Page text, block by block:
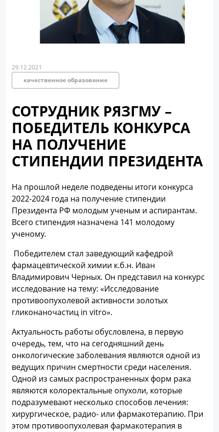
29.12.2021
качественное образование
СОТРУДНИК РЯЗГМУ –
ПОБЕДИТЕЛЬ КОНКУРСА
НА ПОЛУЧЕНИЕ
СТИПЕНДИИ ПРЕЗИДЕНТА
На прошлой неделе подведены итоги конкурса
2022-2024 года на получение стипендии
Президента РФ молодым ученым и аспирантам.
Всего стипендия назначена 141 молодому
ученому.
Победителем стал заведующий кафедрой
фармацевтической химии к.б.н. Иван
Владимирович Черных. Он представил на конкурс
исследование на тему: «Исследование
противоопухолевой активности золотых
гликонаночастиц in vitro».
Актуальность работы обусловлена, в первую
очередь, тем, что на сегодняшний день
онкологические заболевания являются одной из
ведущих причин смертности среди населения.
Одной из самых распространенных форм рака
являются колоректальные опухоли, которые
подразумевают несколько способов лечения:
хирургическое, радио- или фармакотерапию. При
этом противоопухолевая фармакотерапия в